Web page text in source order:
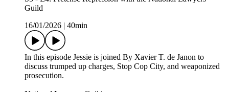
Guild
16/01/2026
40min
In this episode Jessie is joined By Xavier T. de Janon to
discuss trumped up charges, Stop Cop City, and weaponized
prosecution.